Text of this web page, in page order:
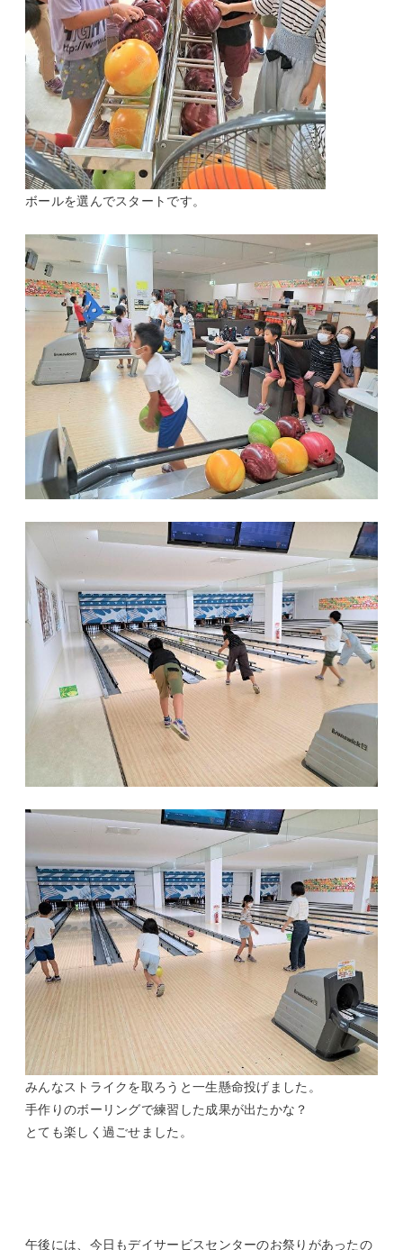
ボールを選んでスタートです。
みんなストライクを取ろうと一生懸命投げました。
手作りのボーリングで練習した成果が出たかな？
とても楽しく過ごせました。
午後には、今日もデイサービスセンターのお祭りがあったの